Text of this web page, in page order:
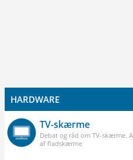
HARDWARE
TV-skærme
Debat og råd om TV-skærme.
af fladskærme